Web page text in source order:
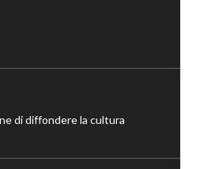
di diffondere la cultura